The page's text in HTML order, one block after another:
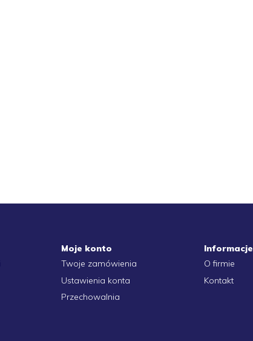
Moje konto
Twoje zamówienia
Ustawienia konta
Przechowalnia
Informacje
O firmie
Kontakt